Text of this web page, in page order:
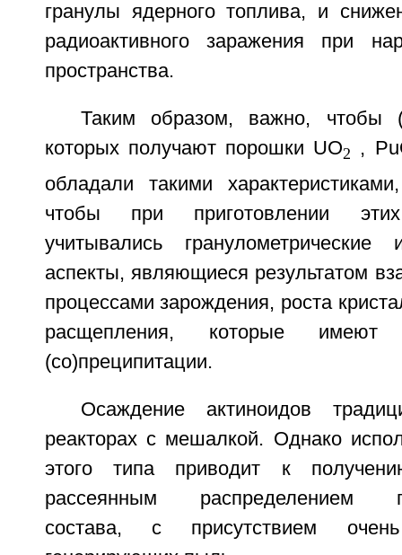
гранулы ядерного топлива, и
радиоактивного заражения при
пространства.
Таким образом, важно, чтобы
которых получают порошки UO2
,
обладали такими
чтобы при приготовлении этих
учитывались гранулометрические
аспекты, являющиеся результатом
процессами зарождения, роста
расщепления, которые
(со)преципитации.
Осаждение актиноидов
реакторах с мешалкой. Однако
этого типа приводит к
рассеянным распределением
состава, с присутствием